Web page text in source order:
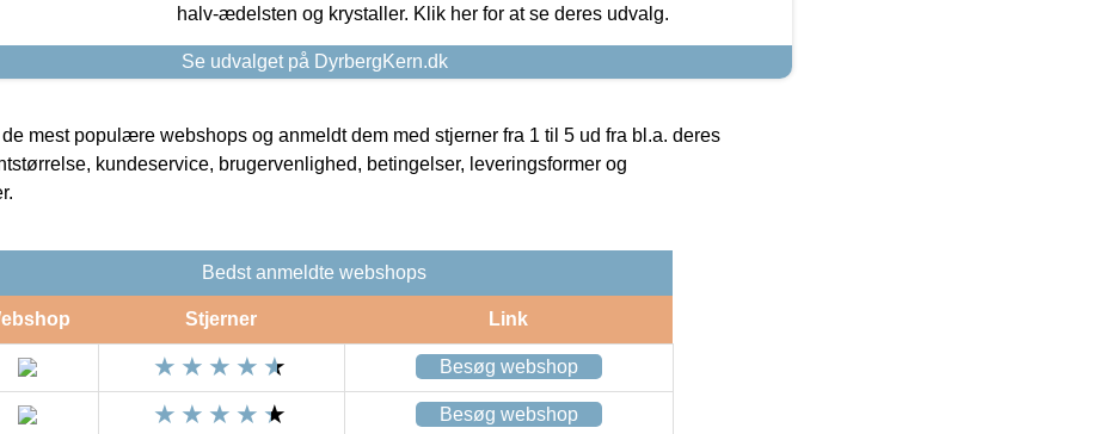
halv-ædelsten og krystaller. Klik her for at se deres udvalg.
Se udvalget på DyrbergKern.dk
mest populære webshops og anmeldt dem med stjerner fra 1 til 5 ud fra bl.a. deres
kundeservice, brugervenlighed, betingelser, leveringsformer og
Bedst anmeldte webshops
Stjerner Link
Besøg webshop
Besøg webshop